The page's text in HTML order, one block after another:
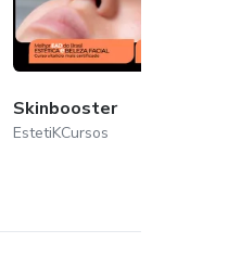
Skinbooster
EstetiKCursos